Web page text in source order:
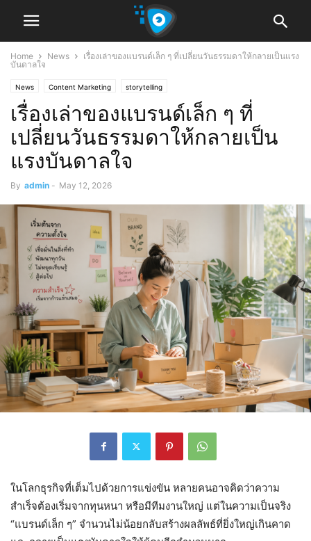
Home News
เรื่องเล่าของแบรนด์เล็ก ๆ ที่เปลี่ยนวันธรรมดาให้กลายเป็นแรง
บันดาลใจ
News Content Marketing storytelling
เรื่องเล่าของแบรนด์เล็ก ๆ ที่
เปลี่ยนวันธรรมดาให้กลายเป็น
แรงบันดาลใจ
By admin - May 12, 2026
ในโลกธุรกิจที่เต็มไปด้วยการแข่งขัน หลายคนอาจคิดว่าความ
สำเร็จต้องเริ่มจากทุนหนา หรือมีทีมงานใหญ่ แต่ในความเป็นจริง
“แบรนด์เล็ก ๆ” จำนวนไม่น้อยกลับสร้างผลลัพธ์ที่ยิ่งใหญ่เกินคาด